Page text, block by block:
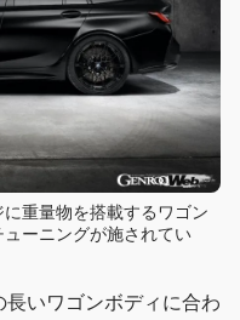
重量物を搭載するワゴン
ーニングが施されてい
いワゴンボディに合わ